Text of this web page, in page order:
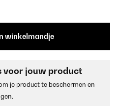
winkelmandje
voor jouw product
je product te beschermen en